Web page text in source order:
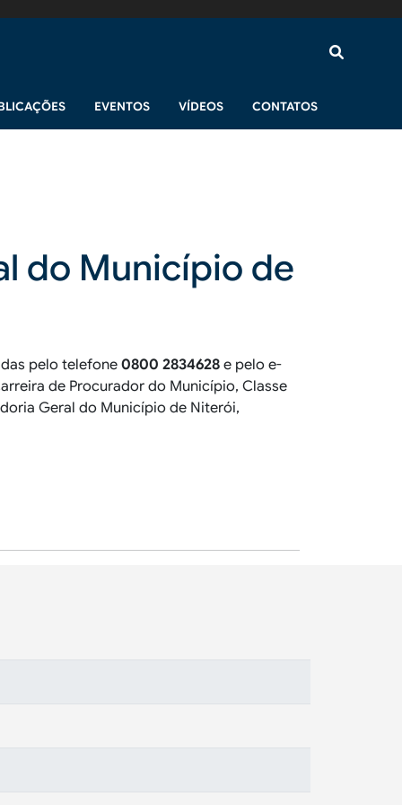
EVENTOS VÍDEOS CONTATOS
do Município de
pelo telefone0800 2834628 e pelo e-
de Procurador do Município, Classe
Geral do Município de Niterói,